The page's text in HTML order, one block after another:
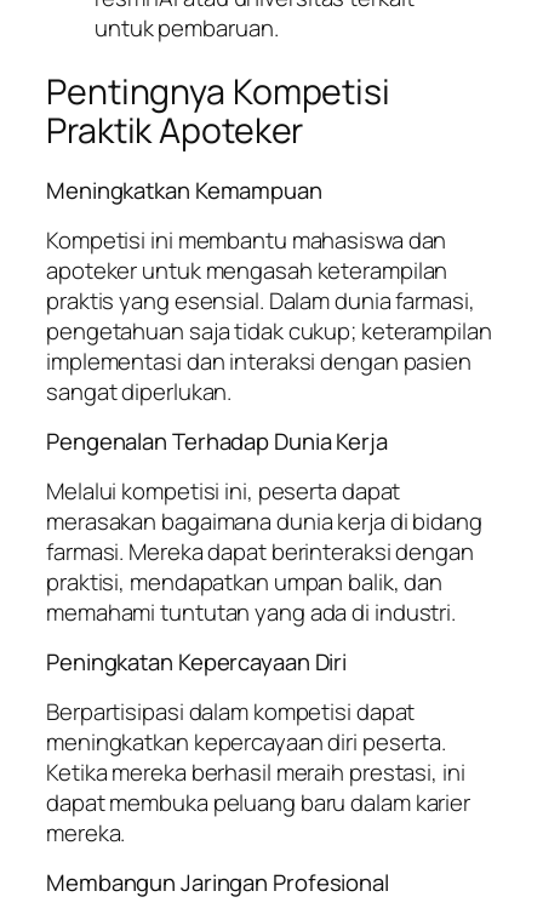
untuk pembaruan.
Pentingnya Kompetisi
Praktik Apoteker
Meningkatkan Kemampuan
Kompetisi ini membantu mahasiswa dan
apoteker untuk mengasah keterampilan
praktis yang esensial. Dalam dunia farmasi,
pengetahuan saja tidak cukup; keterampilan
implementasi dan interaksi dengan pasien
sangat diperlukan.
Pengenalan Terhadap Dunia Kerja
Melalui kompetisi ini, peserta dapat
merasakan bagaimana dunia kerja di bidang
farmasi. Mereka dapat berinteraksi dengan
praktisi, mendapatkan umpan balik, dan
memahami tuntutan yang ada di industri.
Peningkatan Kepercayaan Diri
Berpartisipasi dalam kompetisi dapat
meningkatkan kepercayaan diri peserta.
Ketika mereka berhasil meraih prestasi, ini
dapat membuka peluang baru dalam karier
mereka.
Membangun Jaringan Profesional